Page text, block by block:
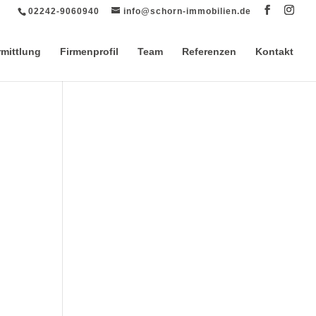
02242-9060940 info@schorn-immobilien.de
Firmenprofil Team Referenzen Kontakt